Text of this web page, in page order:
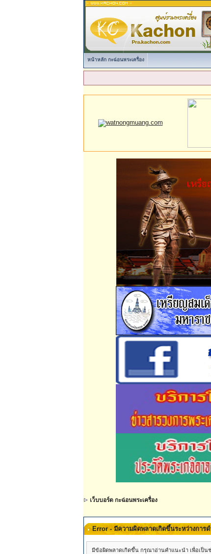
หน้าหลัก กะฉ่อนพระเครื่อง
เว็บบอร์ด กะฉ่อนพระเครื่อง
Error - มีความผิดพลาดเกิดขึ้นระหว่างการด
มีข้อผิดพลาดเกิดขึ้น กรุณาอ่านคำแนะนำ เพื่อเป็น